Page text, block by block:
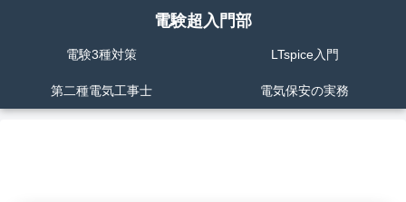
電験超入門部
電験3種対策 LTspice入門
第二種電気工事士 電気保安の実務